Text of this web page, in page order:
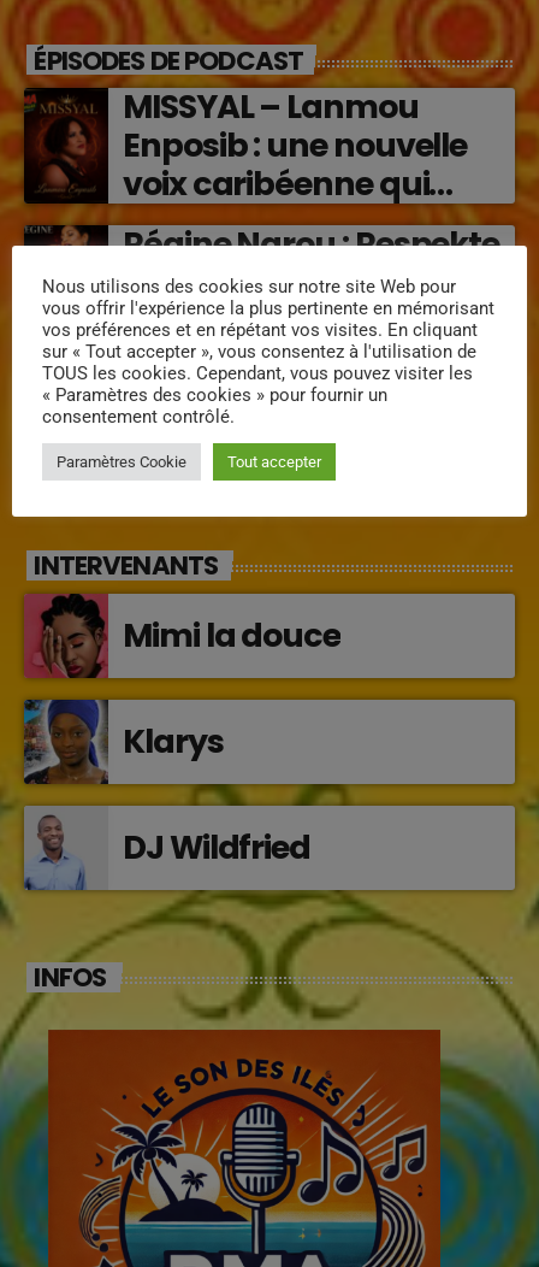
ÉPISODES DE PODCAST
MISSYAL – Lanmou
Enposib : une nouvelle
voix caribéenne qui
transforme les émotions
en musique (2026)
Régine Narou : Respekte
Mwen, la voix du respect
‘2026)
« Lanmou Nou » (2026) :
la rencontre vibrante
entre Victor O et
INTERVENANTS
Mimi la douce
Klarys
DJ Wildfried
INFOS
Nous utilisons des cookies sur notre site Web pour
vous offrir l'expérience la plus pertinente en mémorisant
vos préférences et en répétant vos visites. En cliquant
sur « Tout accepter », vous consentez à l'utilisation de
TOUS les cookies. Cependant, vous pouvez visiter les
« Paramètres des cookies » pour fournir un
consentement contrôlé.
Paramètres Cookie Tout accepter